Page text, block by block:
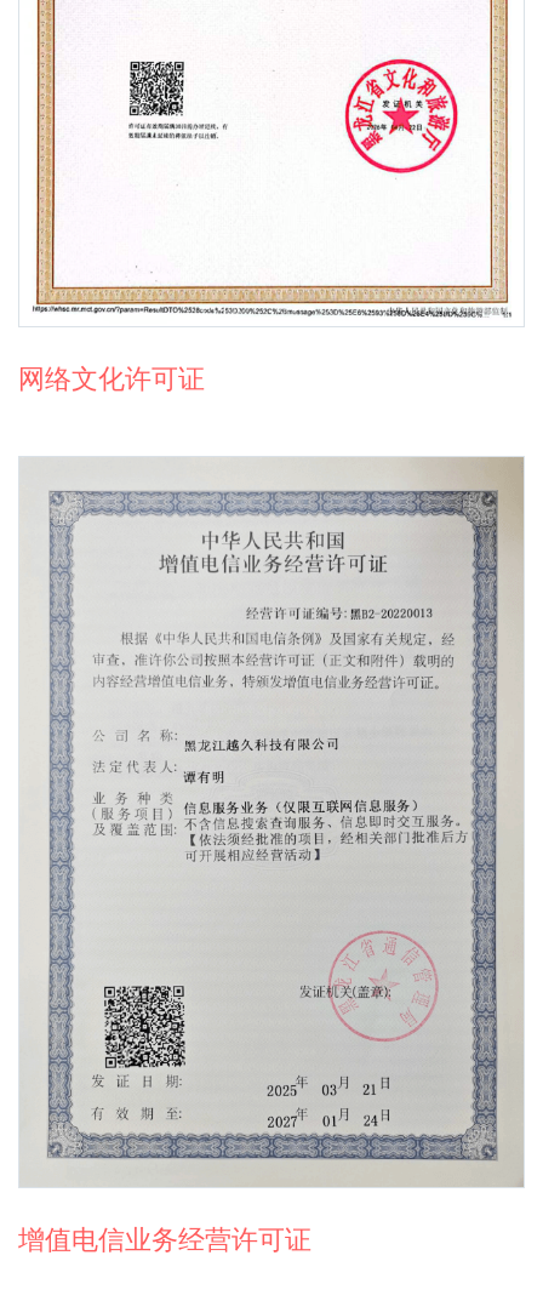
网络文化许可证
增值电信业务经营许可证